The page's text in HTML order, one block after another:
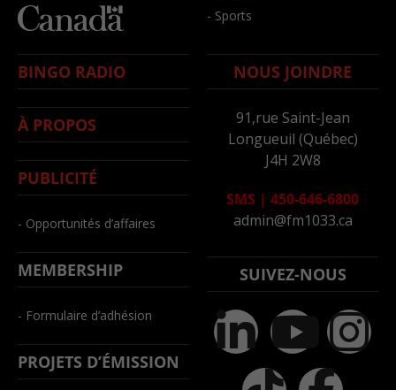
- Sports
BINGO RADIO
À PROPOS
PUBLICITÉ
- Opportunités d’affaires
MEMBERSHIP
- Formulaire d’adhésion
PROJETS D’ÉMISSION
NOUS JOINDRE
91,rue Saint-Jean
Longueuil (Québec)
J4H 2W8
SMS | 450-646-6800
admin@fm1033.ca
SUIVEZ-NOUS